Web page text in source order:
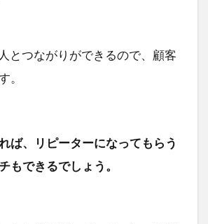
とつながりができるので、顧客
。
ば、リピーターになってもらう
もできるでしょう。